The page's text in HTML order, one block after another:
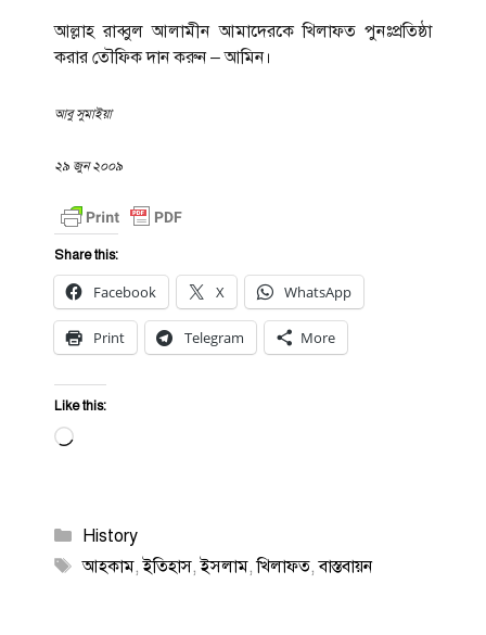
আল্লাহ রাব্বুল আলামীন আমাদেরকে খিলাফত পুনঃপ্রতিষ্ঠা
করার তৌফিক দান করুন – আমিন।
আবু সুমাইয়া
২৯ জুন ২০০৯
Share this:
Facebook X WhatsApp
Print Telegram More
Like this:
Loading…
Categories
History
Tags
আহকাম,ইতিহাস,ইসলাম,খিলাফত,বাস্তবায়ন